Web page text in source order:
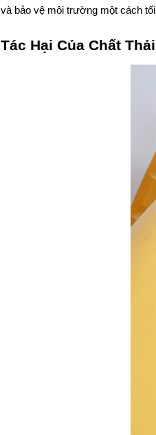
và bảo vệ môi trường một cách
Tác Hại Của Chất